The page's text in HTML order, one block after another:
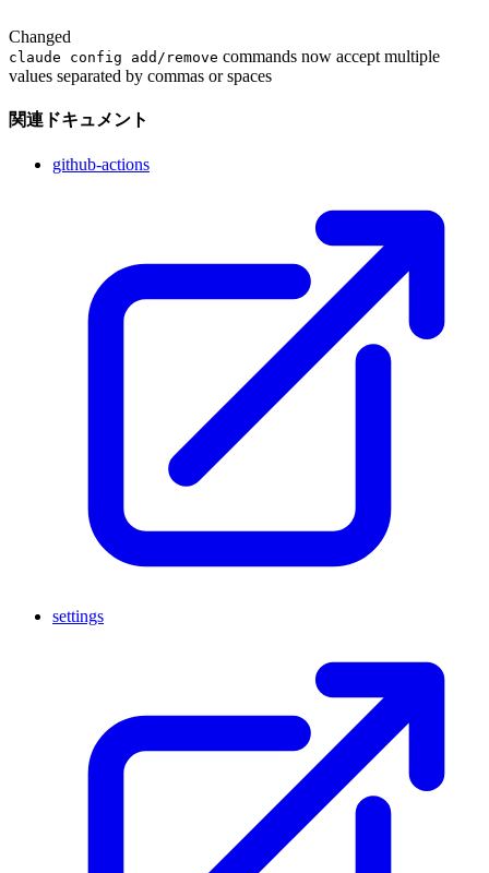
Changed
claude config add/remove commands now accept multiple
values separated by commas or spaces
関連ドキュメント
github-actions
settings